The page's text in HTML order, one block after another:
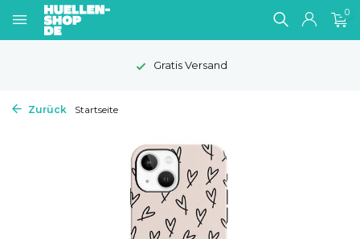
0
Gratis Versand
Zurück Startseite